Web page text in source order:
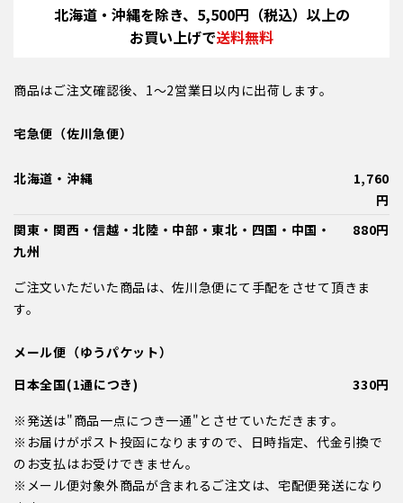
北海道・沖縄を除き、5,500円（税込）以上の
お買い上げで送料無料
商品はご注文確認後、1～2営業日以内に出荷します。
宅急便（佐川急便）
北海道・沖縄
1,760
円
関東・関西・信越・北陸・中部・東北・四国・中国・
九州
880円
ご注文いただいた商品は、佐川急便にて手配をさせて頂きま
す。
メール便（ゆうパケット）
日本全国(1通につき)
330円
※発送は"商品一点につき一通"とさせていただきます。
※お届けがポスト投函になりますので、日時指定、代金引換で
のお支払はお受けできません。
※メール便対象外商品が含まれるご注文は、宅配便発送になり